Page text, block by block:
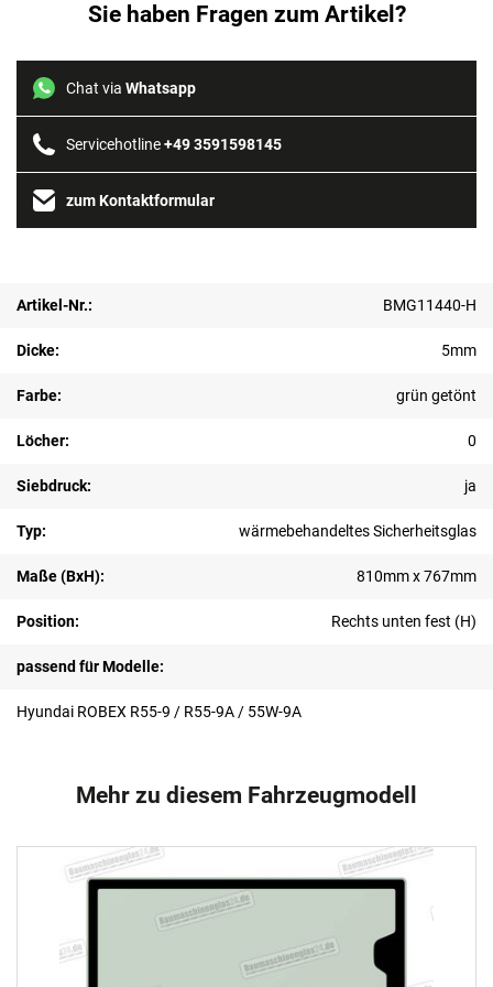
Sie haben Fragen zum Artikel?
Chat via Whatsapp
Servicehotline+49 3591598145
zum Kontaktformular
Artikel-Nr.: BMG11440-H
Dicke: 5mm
Farbe: grün getönt
Löcher: 0
Siebdruck: ja
Typ: wärmebehandeltes Sicherheitsglas
Maße (BxH): 810mm x 767mm
Position: Rechts unten fest (H)
passend für Modelle:
Hyundai ROBEX R55-9 / R55-9A / 55W-9A
Mehr zu diesem Fahrzeugmodell